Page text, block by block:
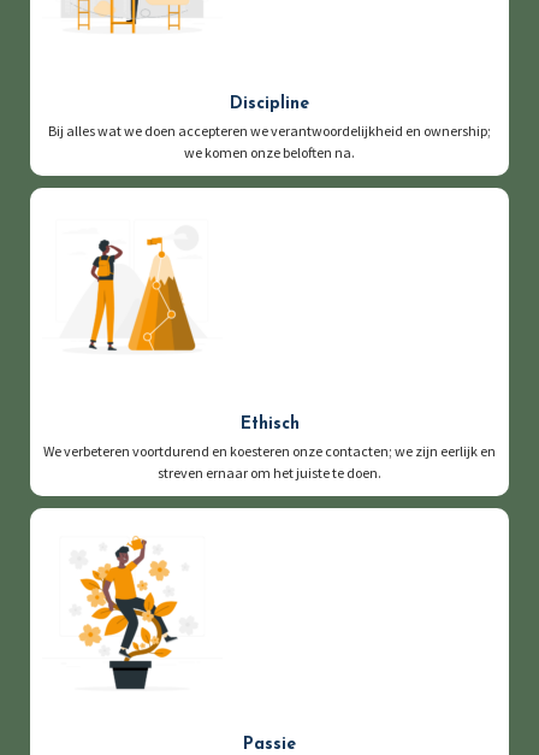
Discipline
Bij alles wat we doen accepteren we verantwoordelijkheid en ownership;
we komen onze beloften na.
Ethisch
We verbeteren voortdurend en koesteren onze contacten; we zijn eerlijk en
streven ernaar om het juiste te doen.
Passie